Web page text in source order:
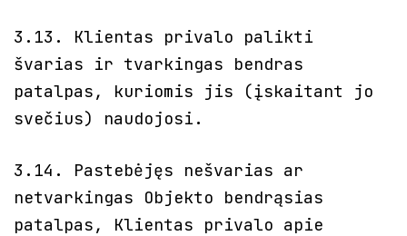
3.13. Klientas privalo palikti
švarias ir tvarkingas bendras
patalpas, kuriomis jis (įskaitant jo
svečius) naudojosi.
3.14. Pastebėjęs nešvarias ar
netvarkingas Objekto bendrąsias
patalpas, Klientas privalo apie